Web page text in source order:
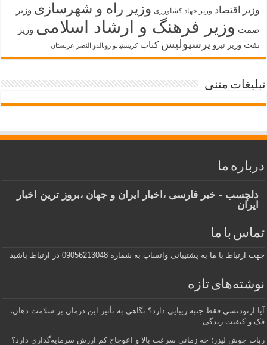
وزیر اقتصاد وزیر جهاد کشاورزی وزیر راه و شهرسازی وزیر
صمت وزیر فرهنگ و ارشاد اسلامی وزیر
نفت وزیر نیرو پرسپولیس کتاب کریستیانو رونالدو النصر عربستان
تبلیغات متنی
درباره ما
دلچسب - خبر فارسی ،اخبار ایران و جهان ،بروز ترین اخبار
ایران
تماس با ما
جهت ارتباط با ما به پشتیبانی واتساپ به شماره 09056213048 در ارتباط باشید
نوشته‌های تازه
آیا ارتودنسی فقط جنبه زیبایی دارد؟ نگاهی به تأثیر این درمان بر سلامت دهان،
فک و کیفیت زندگی
ربات جوش لیزر؛ چه زمانی سرعت بالا و اعوجاج کم ارزش سرمایه‌گذاری دارد؟